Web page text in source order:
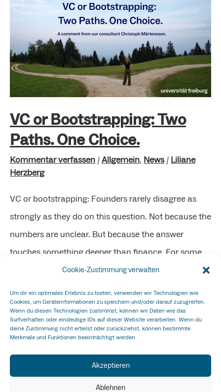
Cookie-Zustimmung verwalten
Um dir ein optimales Erlebnis zu bieten, verwenden wir Technologien wie
Cookies, um Geräteinformationen zu speichern und/oder darauf zuzugreifen.
Wenn du diesen Technologien zustimmst, können wir Daten wie das
Surfverhalten oder eindeutige IDs auf dieser Website verarbeiten. Wenn du
deine Zustimmung nicht erteilst oder zurückziehst, können bestimmte
Merkmale und Funktionen beeinträchtigt werden.
Akzeptieren
Ablehnen
VC or Bootstrapping: Two
Paths. One Choice.
Kommentar verfassen / Allgemein, News/ Liliane
Herzberg
VC or bootstrapping: Founders rarely disagree as
strongly as they do on this question. Not because the
numbers are unclear. But because the answer
touches something deeper than finance. For some,
Venture Capital represents possibility. The chance to
unreachable. For others, bootstrapping represents
integrity. Building something
VC
Bootstrapping:
Two
Paths.
Choice.
Weiterlesen »